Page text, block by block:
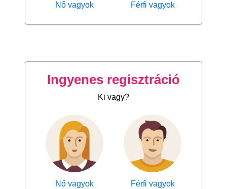
Nő vagyok Férfi vagyok
Ingyenes regisztráció
Ki vagy?
Nő vagyok Férfi vagyok